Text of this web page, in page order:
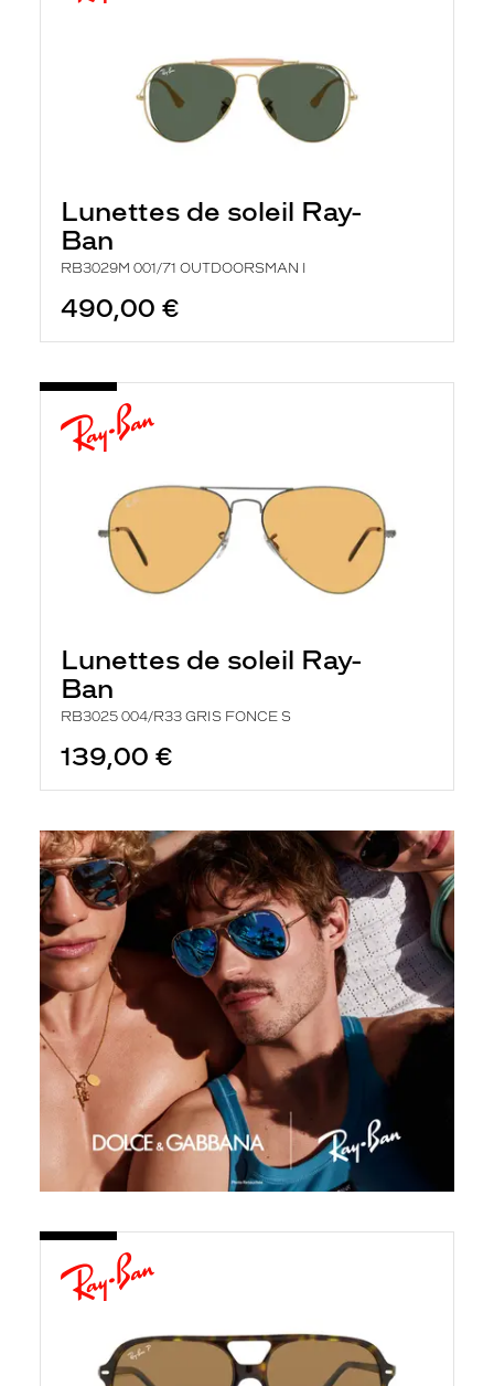
Lunettes de soleil Ray-
Ban
RB3029M 001/71 OUTDOORSMAN I
490,00 €
Lunettes de soleil Ray-
Ban
RB3025 004/R33 GRIS FONCE S
139,00 €